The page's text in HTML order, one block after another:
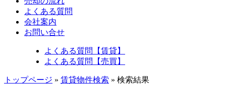
よくある質問
会社案内
お問い合せ
よくある質問【賃貸】
よくある質問【売買】
トップページ » 賃貸物件検索 » 検索結果